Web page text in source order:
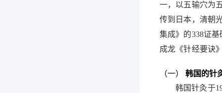
一，以五输穴为
传到日本，清朝
集成》的338证基
成龙《针经要诀
（一） 韩国的针
韩国针灸于